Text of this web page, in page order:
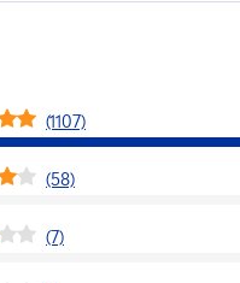
(1107)
(58)
(7)